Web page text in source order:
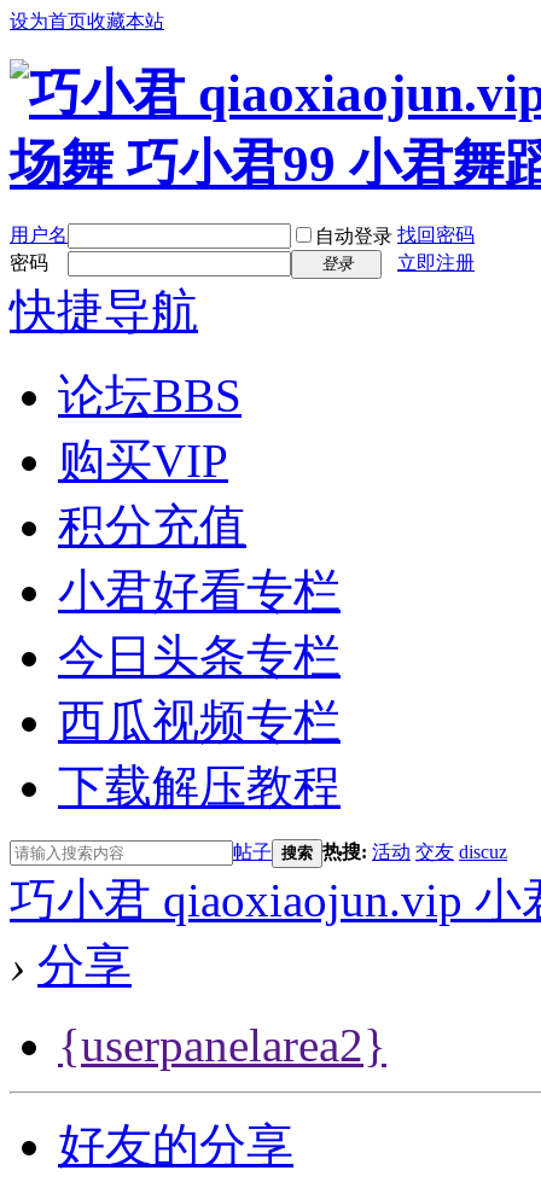
设为首页收藏本站
用户名 自动登录 找回密码
密码
登录 立即注册
快捷导航
论坛BBS
购买VIP
积分充值
小君好看专栏
今日头条专栏
西瓜视频专栏
下载解压教程
帖子 搜索 热搜: 活动 交友 discuz
巧小君 qiaoxiaojun.vip
› 分享
{userpanelarea2}
好友的分享